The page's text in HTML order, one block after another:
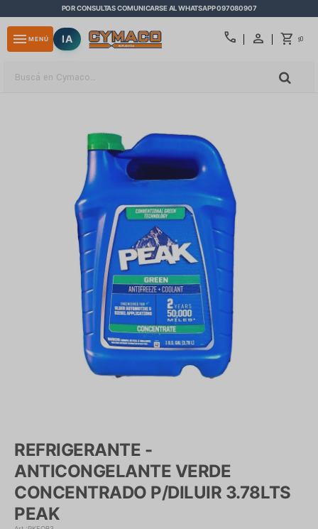
POR CONSULTAS COMUNICARSE AL WHATSAPP 097080907
call $0
menu MENÚ IA
REFRIGERANTE -
ANTICONGELANTE VERDE
CONCENTRADO P/DILUIR 3.78LTS
PEAK
close